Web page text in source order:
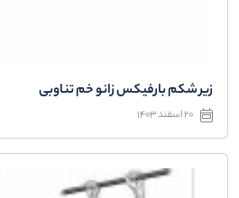
زیر شکم بارفیکس زانو خم تناوبی
20 اسفند 1403